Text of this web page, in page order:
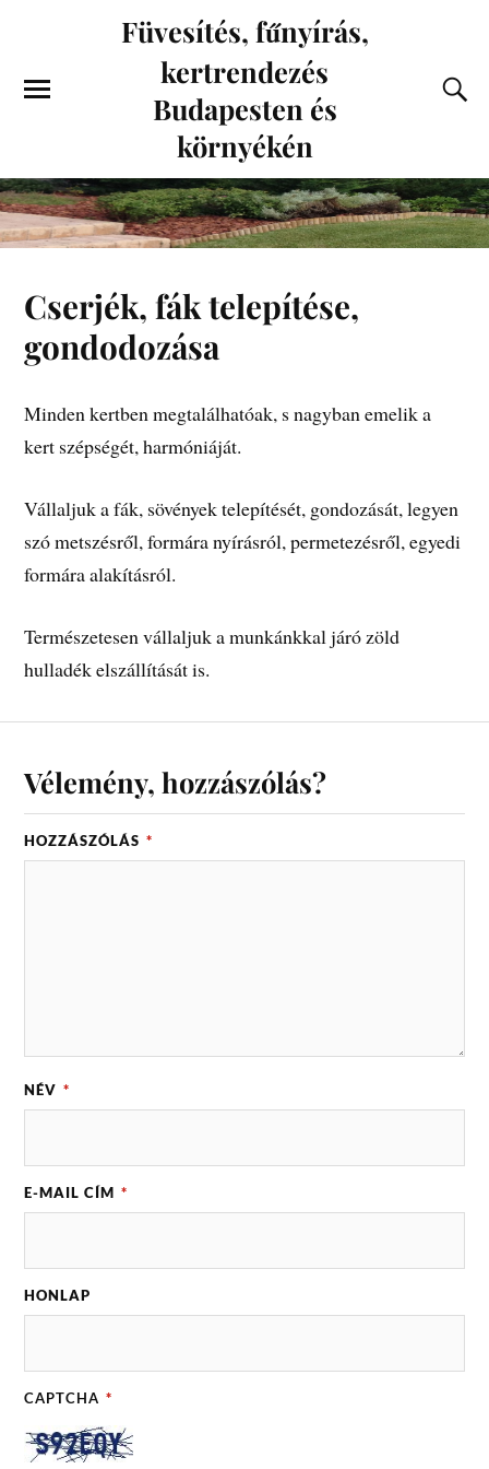
Füvesítés, fűnyírás,
kertrendezés
Budapesten és
környékén
Cserjék, fák telepítése,
gondodozása
Minden kertben megtalálhatóak, s nagyban emelik a
kert szépségét, harmóniáját.
Vállaljuk a fák, sövények telepítését, gondozását, legyen
szó metszésről, formára nyírásról, permetezésről, egyedi
formára alakításról.
Természetesen vállaljuk a munkánkkal járó zöld
hulladék elszállítását is.
Vélemény, hozzászólás?
HOZZÁSZÓLÁS *
NÉV *
E-MAIL CÍM *
HONLAP
CAPTCHA *